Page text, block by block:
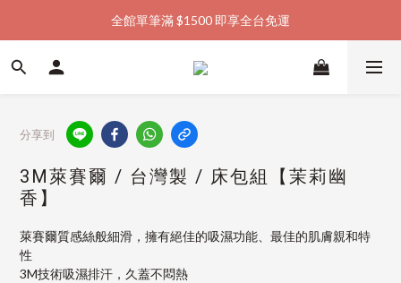
加入會員購物金  馬上領  馬上折
全館單筆滿 $1500 即享全台免運
加入會員購物金  馬上領  馬上折
分享到
3M萊賽爾 / 台灣製 / 床包組【茉莉幽
香】
萊賽爾質感絲般細滑，擁有絕佳的吸濕功能、最佳的肌膚親和特
性
3M技術吸濕排汗，久蓋不悶熱